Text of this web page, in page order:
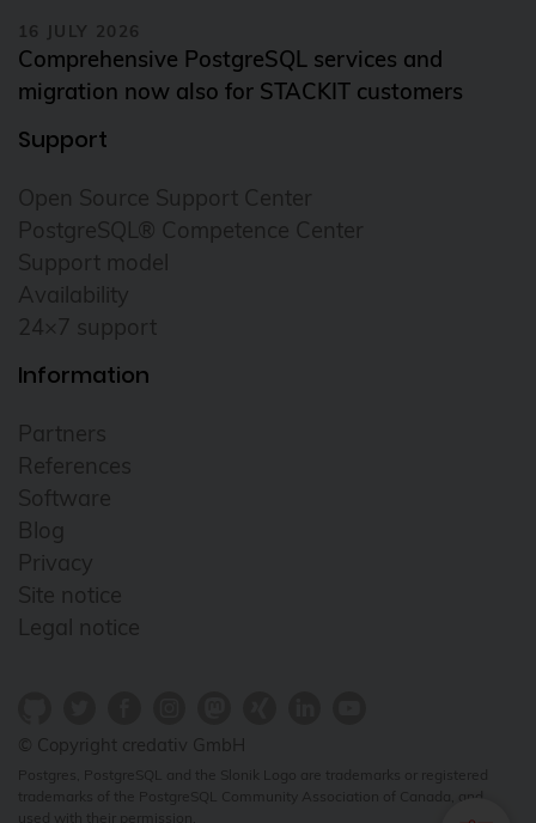
Container
corosync
credativ
Cryptomator
Daemonset
Data Protection
Data recovery
Data Tiering
DebConf
debconf24
Debian
debian 11
debian 13
debian release
Docker
Elephant Shed
16 JULY 2026
Comprehensive PostgreSQL services and
migration now also for STACKIT customers
Support
Open Source Support Center
PostgreSQL® Competence Center
Support model
Availability
24×7 support
Information
Partners
References
Software
Blog
Privacy
Site notice
Legal notice
© Copyright credativ GmbH
Postgres, PostgreSQL and the Slonik Logo are trademarks or registered
trademarks of the PostgreSQL Community Association of Canada, and
used with their permission.